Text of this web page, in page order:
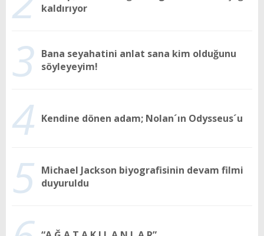
kaldırıyor
3 Bana seyahatini anlat sana kim olduğunu
söyleyeyim!
4 Kendine dönen adam; Nolan´ın Odysseus´u
5 Michael Jackson biyografisinin devam filmi
duyuruldu